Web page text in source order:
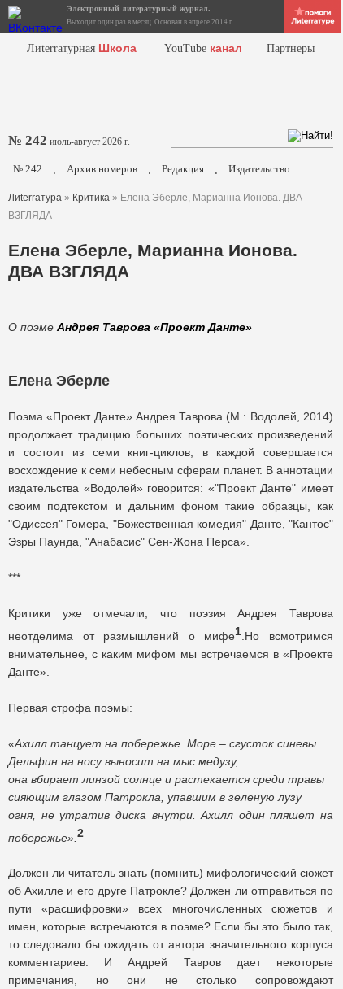
Электронный литературный журнал.
Выходит один раз в месяц. Основан в апреле 2014 г.
Лиterraтурная Школа YouTube канал Партнеры
№ 242 июль-август 2026 г.
№ 242 . Архив номеров . Редакция . Издательство
Лиterraтура » Критика » Елена Эберле, Марианна Ионова. ДВА
ВЗГЛЯДА
Елена Эберле, Марианна Ионова.
ДВА ВЗГЛЯДА
О поэме Андрея Таврова «Проект Данте»
Елена Эберле
Поэма «Проект Данте» Андрея Таврова (М.: Водолей, 2014)
продолжает традицию больших поэтических произведений
и состоит из семи книг-циклов, в каждой совершается
восхождение к семи небесным сферам планет. В аннотации
издательства «Водолей» говорится: «"Проект Данте" имеет
своим подтекстом и дальним фоном такие образцы, как
"Одиссея" Гомера, "Божественная комедия" Данте, "Кантос"
Эзры Паунда, "Анабасис" Сен-Жона Перса».
***
Критики уже отмечали, что поэзия Андрея Таврова
неотделима от размышлений о мифе1 .Но всмотримся
внимательнее, с каким мифом мы встречаемся в «Проекте
Данте».
Первая строфа поэмы:
«Ахилл танцует на побережье. Море – сгусток синевы.
Дельфин на носу выносит на мыс медузу,
она вбирает линзой солнце и растекается среди травы
сияющим глазом Патрокла, упавшим в зеленую лузу
огня, не утратив диска внутри. Ахилл один пляшет на
побережье». 2
Должен ли читатель знать (помнить) мифологический сюжет
об Ахилле и его друге Патрокле? Должен ли отправиться по
пути «расшифровки» всех многочисленных сюжетов и
имен, которые встречаются в поэме? Если бы это было так,
то следовало бы ожидать от автора значительного корпуса
комментариев. И Андрей Тавров дает некоторые
примечания, но они не столько сопровождают